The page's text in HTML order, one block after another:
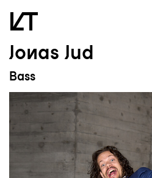
Zum Hauptinhalt springen
Zum Footer springen
Jonas Jud
Bass